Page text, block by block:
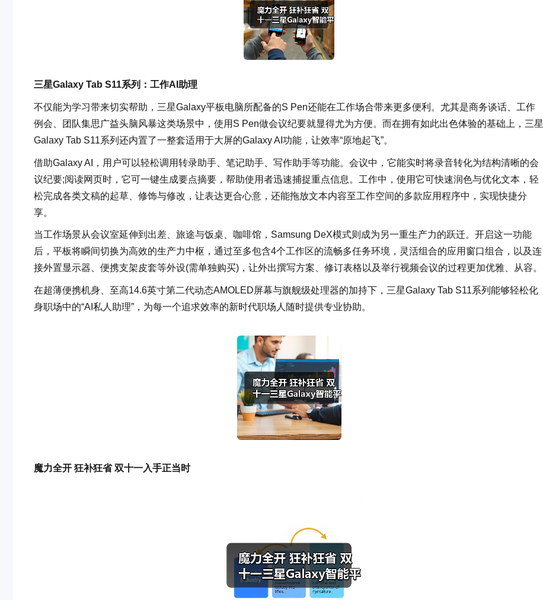
三星Galaxy Tab S11系列：工作AI 助理
不仅能为学习带来切实帮助，三星Galaxy平板电脑所配备的S Pen还能在工作场合带来更多便利。尤其是商务谈话、工作
例会、团队集思广益头脑风暴这类场景中，使用S Pen做会议纪要就显得尤为方便。而在拥有如此出色体验的基础上，三星
Galaxy Tab S11系列还内置了一整套适用于大屏的Galaxy AI功能，让效率“原地起飞”。
借助Galaxy AI，用户可以轻松调用转录助手、笔记助手、写作助手等功能。会议中，它能实时将录音转化为结构清晰的会
议纪要;阅读网页时，它可一键生成要点摘要，帮助使用者迅速捕捉重点信息。工作中，使用它可快速润色与优化文本，轻
松完成各类文稿的起草、修饰与修改，让表达更合心意，还能拖放文本内容至工作空间的多款应用程序中，实现快捷分
享。
当工作场景从会议室延伸到出差、旅途与饭桌、咖啡馆，Samsung DeX模式则成为另一重生产力的跃迁。开启这一功能
后，平板将瞬间切换为高效的生产力中枢，通过至多包含4个工作区的流畅多任务环境，灵活组合的应用窗口组合，以及连
接外置显示器、便携支架皮套等外设(需单独购买)，让外出撰写方案、修订表格以及举行视频会议的过程更加优雅、从容。
在超薄便携机身、至高14.6英寸第二代动态AMOLED屏幕与旗舰级处理器的加持下，三星Galaxy Tab S11系列能够轻松化
身职场中的“AI私人助理”，为每一个追求效率的新时代职场人随时提供专业协助。
魔力全开 狂补狂省 双十一入手正当时